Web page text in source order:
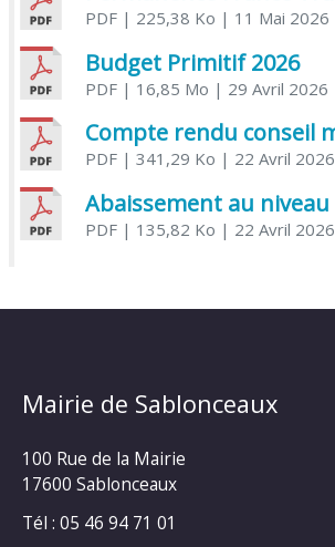
PDF| 225,38 Ko | 11 Mai 2026
Budget Primitif 2026
PDF| 16,85 Mo | 29 Avril 2026
PDF| 341,29 Ko | 22 Avril 2026
PDF| 135,82 Ko | 22 Avril 2026
Mairie de Sablonceaux
100 Rue de la Mairie
17600 Sablonceaux
Tél : 05 46 94 71 01